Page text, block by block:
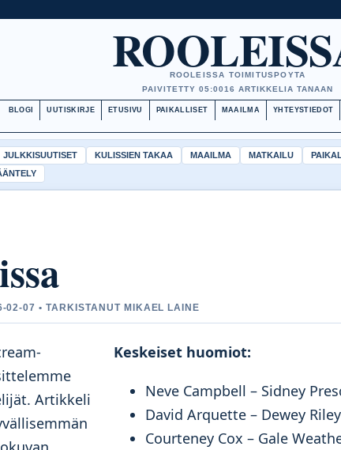
ROOLEISSA TOIMITUSPOYTA
PAIVITETTY 05:0016 ARTIKKELIA TANAAN
BLOGI UUTISKIRJE ETUSIVU PAIKALLISET MAAILMA YHTEYSTIEDOT
JULKKISUUTISET KULISSIEN TAKAA MAAILMA MATKAILU
02-07 • TARKISTANUT MIKAEL LAINE
Artikkeli
Keskeiset huomiot:
Neve Campbell – Sidney
David Arquette – Dewey Riley
Courteney Cox – Gale